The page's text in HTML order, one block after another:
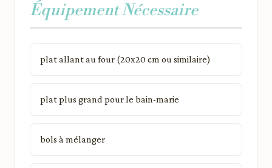
Équipement Nécessaire
plat allant au four (20x20 cm ou similaire)
plat plus grand pour le bain-marie
bols à mélanger